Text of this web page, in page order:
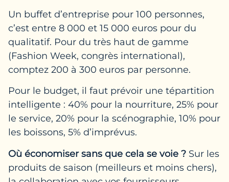
Un buffet d’entreprise pour 100 personnes,
c’est entre 8 000 et 15 000 euros pour du
qualitatif. Pour du très haut de gamme
(Fashion Week, congrès international),
comptez 200 à 300 euros par personne.
Pour le budget, il faut prévoir une tépartition
intelligente : 40% pour la nourriture, 25% pour
le service, 20% pour la scénographie, 10% pour
les boissons, 5% d’imprévus.
Où économiser sans que cela se voie ? Sur les
produits de saison (meilleurs et moins chers),